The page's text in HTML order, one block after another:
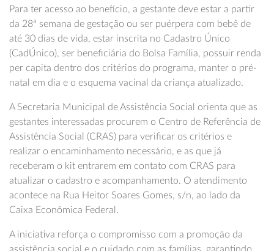
Para ter acesso ao benefício, a gestante deve estar a partir
da 28ª semana de gestação ou ser puérpera com bebê de
até 30 dias de vida, estar inscrita no Cadastro Único
(CadÚnico), ser beneficiária do Bolsa Família, possuir renda
per capita dentro dos critérios do programa, manter o pré-
natal em dia e o esquema vacinal da criança atualizado.
A Secretaria Municipal de Assistência Social orienta que as
gestantes interessadas procurem o Centro de Referência de
Assistência Social (CRAS) para verificar os critérios e
realizar o encaminhamento necessário, e as que já
receberam o kit entrarem em contato com CRAS para
atualizar o cadastro e acompanhamento. O atendimento
acontece na Rua Heitor Soares Gomes, s/n, ao lado da
Caixa Econômica Federal.
A iniciativa reforça o compromisso com a promoção da